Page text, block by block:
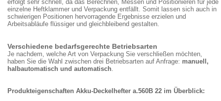
erfolgt sehr schnell, da das Berechnen, Messen und Positionieren für jede
einzelne Heftklammer und Verpackung entfällt. Somit lassen sich auch in
schwierigen Positionen hervorragende Ergebnisse erzielen und
Arbeitsabläufe flüssiger und gleichbleibend gestalten.
Verschiedene bedarfsgerechte Betriebsarten
Je nachdem, welche Art von Verpackung Sie verschließen möchten,
haben Sie die Wahl zwischen drei Betriebsarten auf Anfrage: manuell,
halbautomatisch und automatisch
Produkteigenschaften Akku-Deckelhefter a.560B 22 im Überblick: